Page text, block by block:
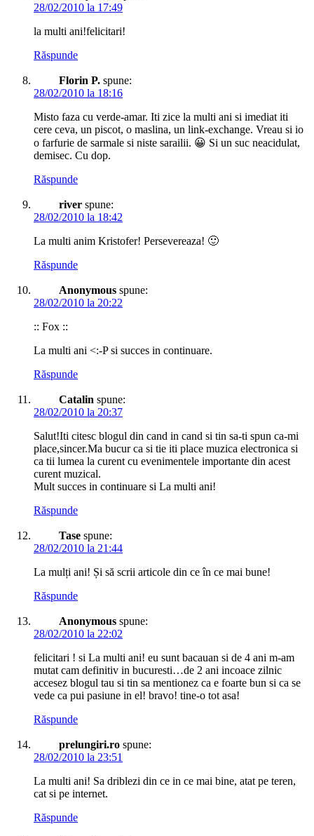
28/02/2010 la 17:49
la multi ani!felicitari!
Răspunde
Florin P. spune:
28/02/2010 la 18:16
Misto faza cu verde-amar. Iti zice la multi ani si imediat iti
cere ceva, un piscot, o maslina, un link-exchange. Vreau si io
o farfurie de sarmale si niste sarailii. 😀 Si un suc neacidulat,
demisec. Cu dop.
Răspunde
river spune:
28/02/2010 la 18:42
La multi anim Kristofer! Persevereaza! 🙂
Răspunde
Anonymous spune:
28/02/2010 la 20:22
:: Fox ::
La multi ani <:-P si succes in continuare.
Răspunde
Catalin spune:
28/02/2010 la 20:37
Salut!Iti citesc blogul din cand in cand si tin sa-ti spun ca-mi
place,sincer.Ma bucur ca si tie iti place muzica electronica si
ca tii lumea la curent cu evenimentele importante din acest
curent muzical.
Mult succes in continuare si La multi ani!
Răspunde
Tase spune:
28/02/2010 la 21:44
La mulți ani! Și să scrii articole din ce în ce mai bune!
Răspunde
Anonymous spune:
28/02/2010 la 22:02
felicitari ! si La multi ani! eu sunt bacauan si de 4 ani m-am
mutat cam definitiv in bucuresti…de 2 ani incoace zilnic
accesez blogul tau si tin sa mentionez ca e foarte bun si ca se
vede ca pui pasiune in el! bravo! tine-o tot asa!
Răspunde
prelungiri.ro spune:
28/02/2010 la 23:51
La multi ani! Sa driblezi din ce in ce mai bine, atat pe teren,
cat si pe internet.
Răspunde